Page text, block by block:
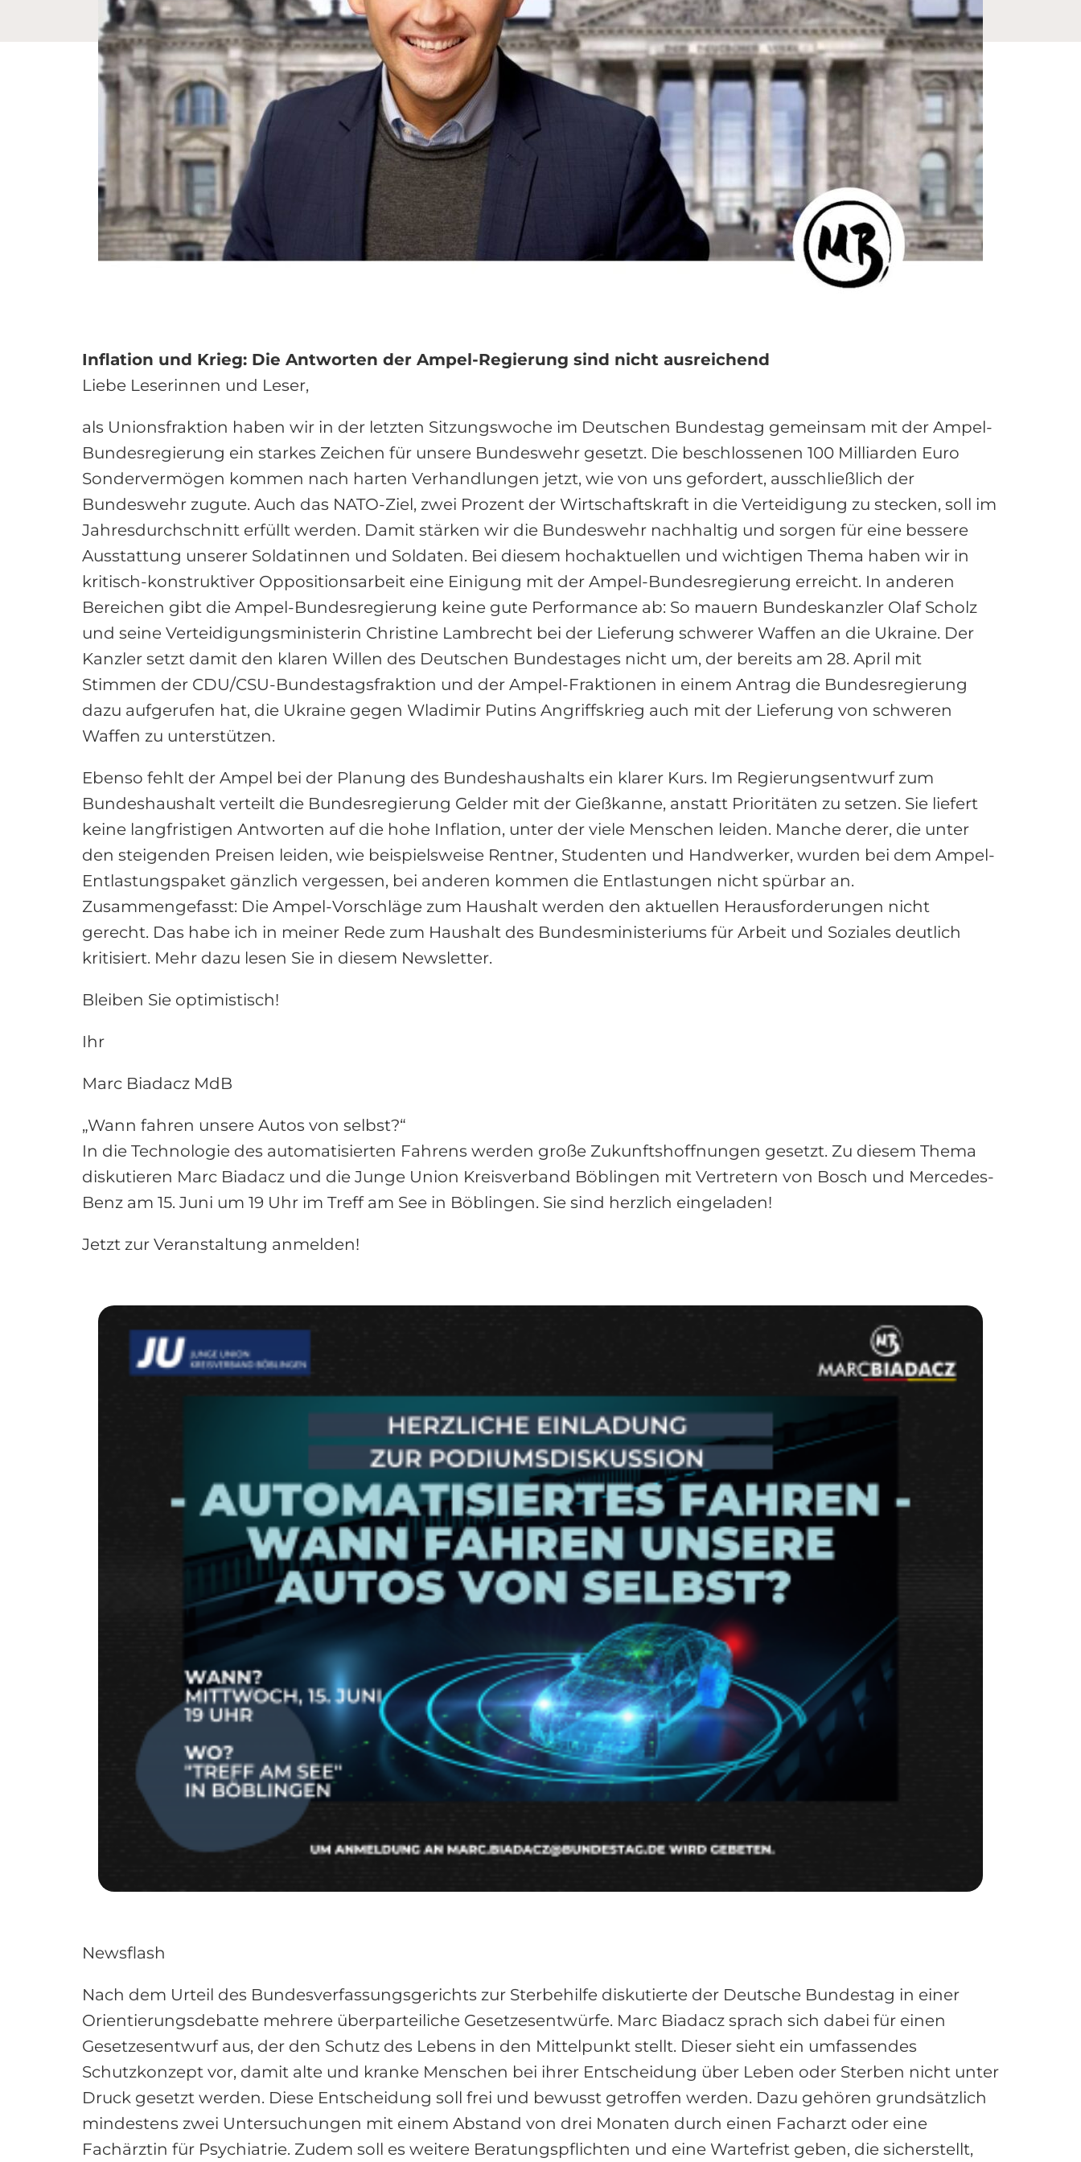
Inflation und Krieg: Die Antworten der Ampel-Regierung sind nicht ausreichend
Liebe Leserinnen und Leser,
als Unionsfraktion haben wir in der letzten Sitzungswoche im Deutschen Bundestag gemeinsam mit der Ampel-
Bundesregierung ein starkes Zeichen für unsere Bundeswehr gesetzt. Die beschlossenen 100 Milliarden Euro
Sondervermögen kommen nach harten Verhandlungen jetzt, wie von uns gefordert, ausschließlich der
Bundeswehr zugute. Auch das NATO-Ziel, zwei Prozent der Wirtschaftskraft in die Verteidigung zu stecken, soll im
Jahresdurchschnitt erfüllt werden. Damit stärken wir die Bundeswehr nachhaltig und sorgen für eine bessere
Ausstattung unserer Soldatinnen und Soldaten. Bei diesem hochaktuellen und wichtigen Thema haben wir in
kritisch-konstruktiver Oppositionsarbeit eine Einigung mit der Ampel-Bundesregierung erreicht. In anderen
Bereichen gibt die Ampel-Bundesregierung keine gute Performance ab: So mauern Bundeskanzler Olaf Scholz
und seine Verteidigungsministerin Christine Lambrecht bei der Lieferung schwerer Waffen an die Ukraine. Der
Kanzler setzt damit den klaren Willen des Deutschen Bundestages nicht um, der bereits am 28. April mit
Stimmen der CDU/CSU-Bundestagsfraktion und der Ampel-Fraktionen in einem Antrag die Bundesregierung
dazu aufgerufen hat, die Ukraine gegen Wladimir Putins Angriffskrieg auch mit der Lieferung von schweren
Waffen zu unterstützen.
Ebenso fehlt der Ampel bei der Planung des Bundeshaushalts ein klarer Kurs. Im Regierungsentwurf zum
Bundeshaushalt verteilt die Bundesregierung Gelder mit der Gießkanne, anstatt Prioritäten zu setzen. Sie liefert
keine langfristigen Antworten auf die hohe Inflation, unter der viele Menschen leiden. Manche derer, die unter
den steigenden Preisen leiden, wie beispielsweise Rentner, Studenten und Handwerker, wurden bei dem Ampel-
Entlastungspaket gänzlich vergessen, bei anderen kommen die Entlastungen nicht spürbar an.
Zusammengefasst: Die Ampel-Vorschläge zum Haushalt werden den aktuellen Herausforderungen nicht
gerecht. Das habe ich in meiner Rede zum Haushalt des Bundesministeriums für Arbeit und Soziales deutlich
kritisiert. Mehr dazu lesen Sie in diesem Newsletter.
Bleiben Sie optimistisch!
Ihr
Marc Biadacz MdB
„Wann fahren unsere Autos von selbst?“
In die Technologie des automatisierten Fahrens werden große Zukunftshoffnungen gesetzt. Zu diesem Thema
diskutieren Marc Biadacz und die Junge Union Kreisverband Böblingen mit Vertretern von Bosch und Mercedes-
Benz am 15. Juni um 19 Uhr im Treff am See in Böblingen. Sie sind herzlich eingeladen!
Jetzt zur Veranstaltung anmelden!
Newsflash
Nach dem Urteil des Bundesverfassungsgerichts zur Sterbehilfe diskutierte der Deutsche Bundestag in einer
Orientierungsdebatte mehrere überparteiliche Gesetzesentwürfe. Marc Biadacz sprach sich dabei für einen
Gesetzesentwurf aus, der den Schutz des Lebens in den Mittelpunkt stellt. Dieser sieht ein umfassendes
Schutzkonzept vor, damit alte und kranke Menschen bei ihrer Entscheidung über Leben oder Sterben nicht unter
Druck gesetzt werden. Diese Entscheidung soll frei und bewusst getroffen werden. Dazu gehören grundsätzlich
mindestens zwei Untersuchungen mit einem Abstand von drei Monaten durch einen Facharzt oder eine
Fachärztin für Psychiatrie. Zudem soll es weitere Beratungspflichten und eine Wartefrist geben, die sicherstellt,